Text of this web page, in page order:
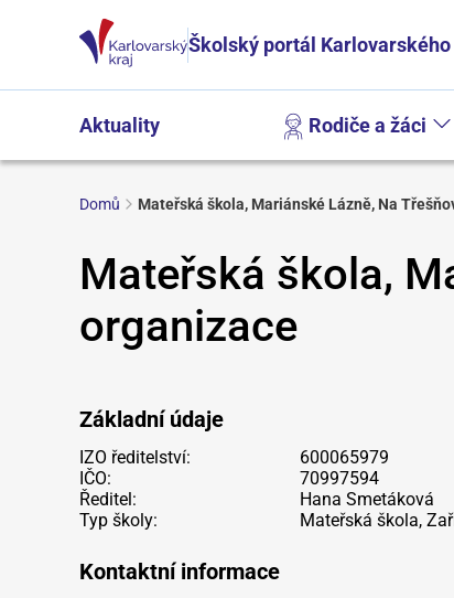
Školský portál
Aktuality Rodiče a žáci
Domů Mateřská škola, Mariánské Lázně, Na
Mateřská škola,
organizace
Základní údaje
IZO ředitelství:
600065979
IČO:
70997594
Ředitel:
Hana Smetáková
Typ školy:
Mateřská škola,
Kontaktní informace